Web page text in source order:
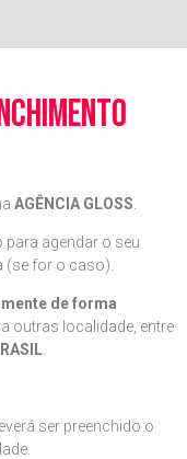
AGÊNCIA GLOSS
para agendar o seu
(se for o caso).
de forma
outras localidade, entre
ser preenchido o